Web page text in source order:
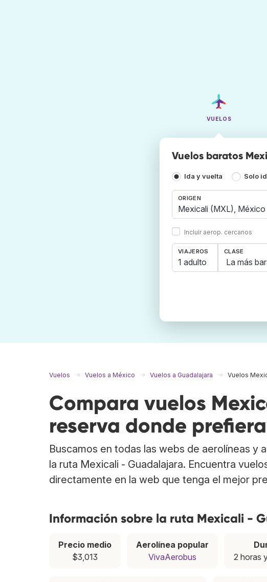
VUELOS
Vuelos baratos
Ida y vuelta Solo
ORIGEN
Incluir aerop. cercanos
VIAJEROS
1 adulto
CLASE
Vuelos Vuelos a México Vuelos a Guadalajara Vuelos
Compara vuelos
reserva donde
Buscamos en todas las webs de aerolíneas y
la ruta Mexicali - Guadalajara. Encuentra
directamente en la web que tenga el mejor
Información sobre la ruta Mexicali -
Precio medio
$3,013
Aerolínea popular
VivaAerobus
2 horas